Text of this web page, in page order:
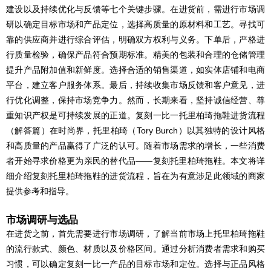
建设以及持续优化与反馈等七个关键步骤。在进货前，需进行市场调
研以确定目标市场和产品定位，选择高质量的原材料和工艺。寻找可
靠的供应商并进行综合评估，明确双方权利与义务。下单后，严格进
行质量检验，确保产品符合预期标准。精美的包装和合理的仓储管理
提升产品附加值和新鲜度。选择合适的销售渠道，如实体店铺和电商
平台，建立客户服务体系。最后，持续收集市场反馈和客户意见，进
行优化调整，保持市场竞争力。然而，长期来看，坚持诚信经营、尊
重知识产权是可持续发展的正道。复刻一比一托里柏琦拖鞋进货流程
（解答篇）在时尚界，托里柏琦（Tory Burch）以其独特的设计风格
和高质量的产品赢得了广泛的认可。随着市场需求的增长，一些消费
者开始寻求价格更为亲民的替代品——复刻托里柏琦拖鞋。本文将详
细介绍复刻托里柏琦拖鞋的进货流程，旨在为有意涉足此领域的商家
提供参考和指导。
市场调研与选品
在进货之前，首先需要进行市场调研，了解当前市场上托里柏琦拖鞋
的流行款式、颜色、材质以及价格区间。通过分析消费者需求和购买
习惯，可以确定复刻一比一产品的目标市场和定位。选择与正品风格